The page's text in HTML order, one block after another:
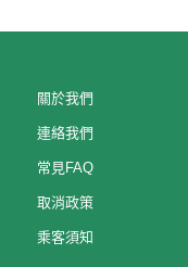
關於我們
連絡我們
常見FAQ
取消政策
乘客須知